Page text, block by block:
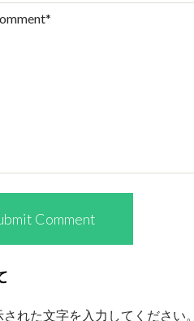
された文字を入力してください。